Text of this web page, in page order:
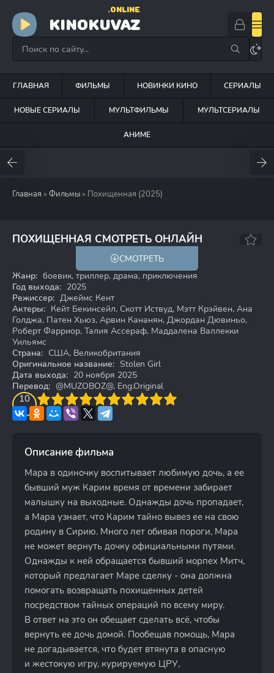
KINOKUVAZ
.ONLINE
ГЛАВНАЯ ФИЛЬМЫ НОВИНКИ КИНО СЕРИАЛЫ
НОВЫЕ СЕРИАЛЫ МУЛЬТФИЛЬМЫ МУЛЬТСЕРИАЛЫ
АНИМЕ
Главная » Фильмы » Похищенная (2025)
ПОХИЩЕННАЯ СМОТРЕТЬ ОНЛАЙН
5.3 5.3
СМОТРЕТЬ
Жанр: боевик, триллер, драма, приключения
Год выхода: 2025
Режиссер: Джеймс Кент
Актеры: Кейт Бекинсейл, Скотт Иствуд, Мэтт Крэйвен, Ана
Голджа, Патен Хьюз, Арвин Кананян, Джордан Дювиньо,
Роберт Фарриор, Талия Ассераф, Маддалена Валлекки
Уильямс
Страна: США, Великобритания
Оригинальное название: Stolen Girl
Дата выхода: 20 ноября 2025
Перевод: @MUZOBOZ@, Eng.Original
10
4 5 6 7 8 9 10
Описание фильма
Мара в одиночку воспитывает любимую дочь, а ее
бывший муж Карим время от времени забирает
малышку на выходные. Однажды дочь пропадает,
а Мара узнает, что Карим тайно вывез ее на свою
родину в Сирию. Много лет обивая пороги, Мара
не может вернуть дочку официальными путями.
Однажды к ней обращается бывший морпех Митч,
который предлагает Маре сделку - она должна
помогать возвращать похищенных детей
посредством тайных операций по всему миру.
В ответ на это он обещает сделать всё, чтобы
вернуть ее дочь домой. Пообещав помощь, Мара
не догадывается, что будет втянута в опасную
и жестокую игру, курируемую ЦРУ,